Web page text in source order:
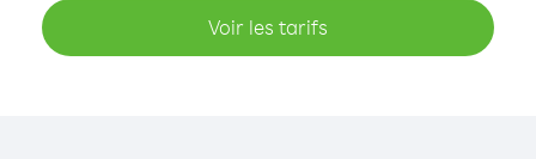
Voir les tarifs